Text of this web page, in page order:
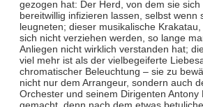
gezogen hat: Der Herd, von dem sie sich
bereitwillig infizieren lassen, selbst wenn
leugneten; dieser musikalische
sich nicht verziehen werden, so lange
Anliegen nicht wirklich verstanden hat;
viel mehr ist als der vielbegeiferte
chromatischer Beleuchtung – sie zu
nicht nur dem Arrangeur, sondern auch
Orchester und seinem Dirigenten Antony